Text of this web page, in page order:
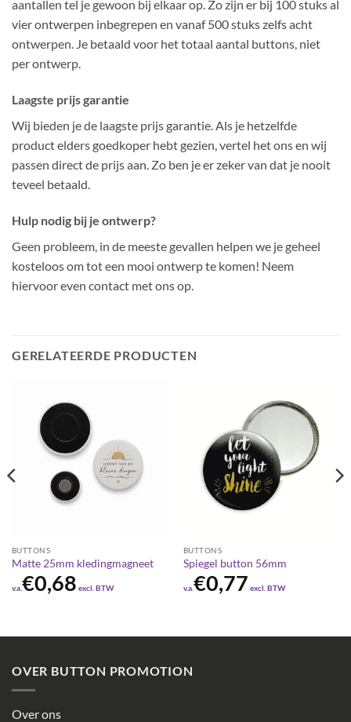
aantallen tel je gewoon bij elkaar op. Zo zijn er bij 100 stuks al
vier ontwerpen inbegrepen en vanaf 500 stuks zelfs acht
ontwerpen. Je betaald voor het totaal aantal buttons, niet
per ontwerp.
Laagste prijs garantie
Wij bieden je de laagste prijs garantie. Als je hetzelfde
product elders goedkoper hebt gezien, vertel het ons en wij
passen direct de prijs aan. Zo ben je er zeker van dat je nooit
teveel betaald.
Hulp nodig bij je ontwerp?
Geen probleem, in de meeste gevallen helpen we je geheel
kosteloos om tot een mooi ontwerp te komen! Neem
hiervoor even contact met ons op.
GERELATEERDE PRODUCTEN
BUTTONS
Matte 25mm kledingmagneet
v.a.€0,68 excl. BTW
BUTTONS
Spiegel button 56mm
v.a.€0,77 excl. BTW
OVER BUTTON PROMOTION
Over ons